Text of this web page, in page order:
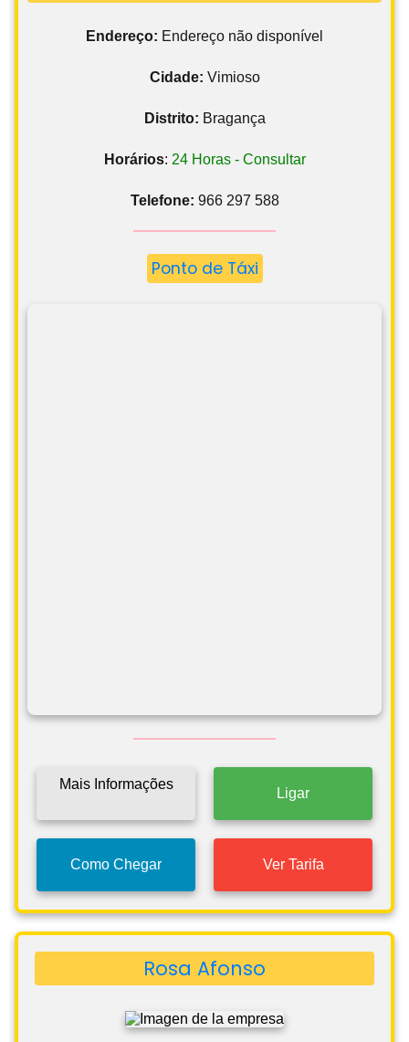
Endereço: Endereço não disponível
Cidade: Vimioso
Distrito: Bragança
Horários: 24 Horas - Consultar
Telefone: 966 297 588
Ponto de Táxi
Mais Informações
Ligar
Como Chegar Ver Tarifa
Rosa Afonso